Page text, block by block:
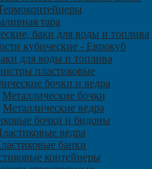
тара
баки для воды и топлива
кубические - Еврокуб
для воды и топлива
пластиковые
бочки и ведра
Металлические бочки
Металлические ведра
бочки и бидоны
ведра
банки
контейнеры